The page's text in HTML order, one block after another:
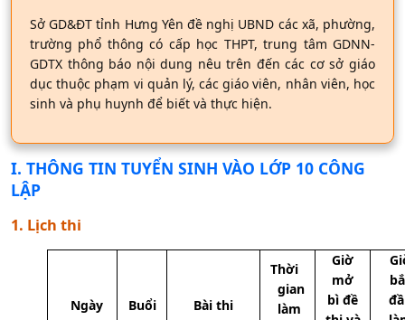
Sở GD&ĐT tỉnh Hưng Yên đề nghị UBND các xã, phường,
trường phổ thông có cấp học THPT, trung tâm GDNN-
GDTX thông báo nội dung nêu trên đến các cơ sở giáo
dục thuộc phạm vi quản lý, các giáo viên, nhân viên, học
sinh và phụ huynh để biết và thực hiện.
I. THÔNG TIN TUYỂN SINH VÀO LỚP 10 CÔNG
LẬP
1. Lịch thi
Ngày
Buổi
Bài thi
Thời
gian
làm
Giờ
mở
bì đề